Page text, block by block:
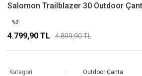
Salomon Trailblazer 30 Outdoor
%2
4.799,90 TL 4.899,90 TL
Kategori
Outdoor Çanta